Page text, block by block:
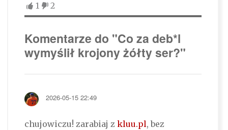
1 2
Komentarze do "Co za deb*l
wymyślił krojony żółty ser?"
2026-05-15 22:49
chujowiczu! zarabiaj z kluu.pl, bez